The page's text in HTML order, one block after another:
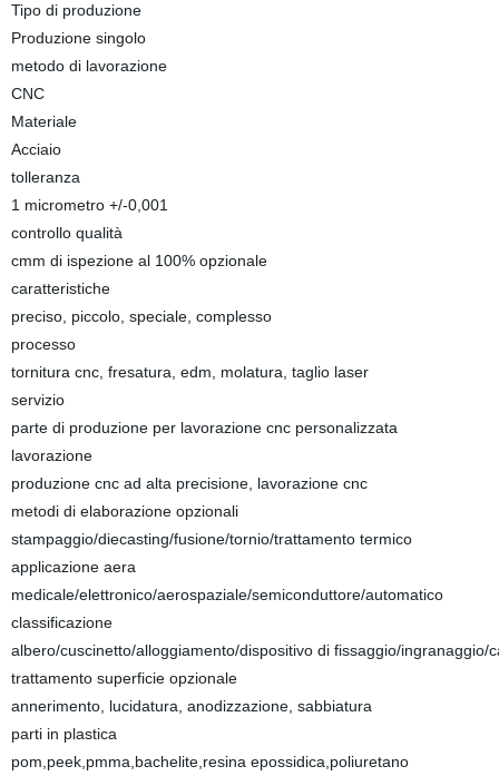
Tipo di produzione
Produzione singolo
metodo di lavorazione
CNC
Materiale
Acciaio
tolleranza
1 micrometro +/-0,001
controllo qualità
cmm di ispezione al 100% opzionale
caratteristiche
preciso, piccolo, speciale, complesso
processo
tornitura cnc, fresatura, edm, molatura, taglio laser
servizio
parte di produzione per lavorazione cnc personalizzata
lavorazione
produzione cnc ad alta precisione, lavorazione cnc
metodi di elaborazione opzionali
stampaggio/diecasting/fusione/tornio/trattamento termico
applicazione aera
medicale/elettronico/aerospaziale/semiconduttore/automatico
classificazione
albero/cuscinetto/alloggiamento/dispositivo di fissaggio/ingranaggio/
trattamento superficie opzionale
annerimento, lucidatura, anodizzazione, sabbiatura
parti in plastica
pom,peek,pmma,bachelite,resina epossidica,poliuretano